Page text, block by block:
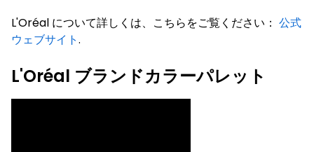
L'Oréal について詳しくは、こちらをご覧ください： 公式
ウェブサイト.
L'Oréal ブランドカラーパレット